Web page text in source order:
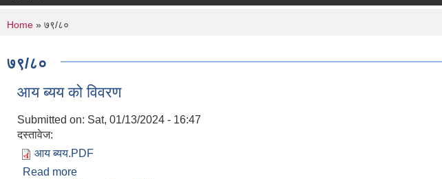
You are here
Home » ७९/८०
७९/८०
आय ब्यय को विवरण
Submitted on: Sat, 01/13/2024 - 16:47
दस्तावेज:
आय ब्यय.PDF
Read more